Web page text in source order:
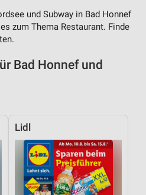
und Subway in Bad Honnef
zum Thema Restaurant. Finde
Bad Honnef und
Lidl